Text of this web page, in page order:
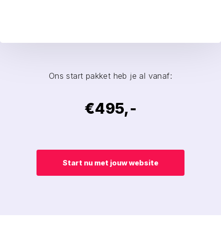
Ons start pakket heb je al vanaf:
€495,-
Start nu met jouw website